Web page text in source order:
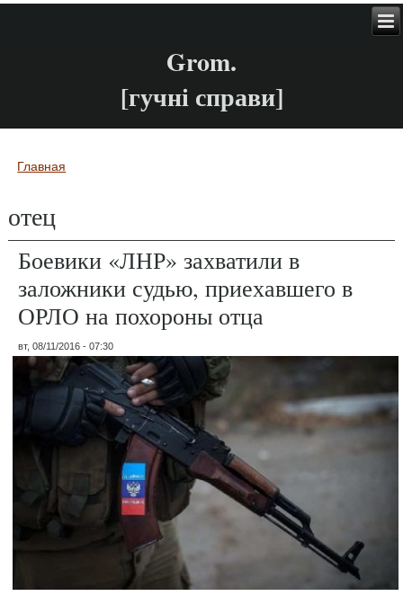
Grom.
[гучні справи]
Вы здесь
Главная
отец
Боевики «ЛНР» захватили в
заложники судью, приехавшего в
ОРЛО на похороны отца
вт, 08/11/2016 - 07:30